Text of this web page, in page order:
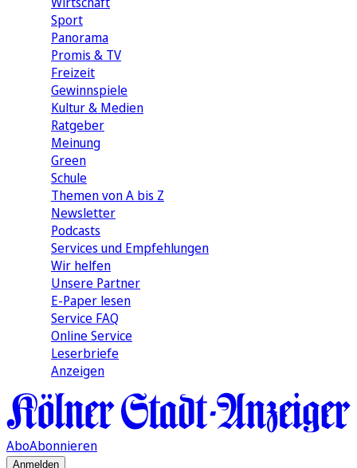
Sport
Panorama
Promis & TV
Freizeit
Gewinnspiele
Kultur & Medien
Ratgeber
Meinung
Green
Schule
Themen von A bis Z
Newsletter
Podcasts
Services und Empfehlungen
Wir helfen
Unsere Partner
E-Paper lesen
Service FAQ
Online Service
Leserbriefe
Anzeigen
AboAbonnieren
Anmelden